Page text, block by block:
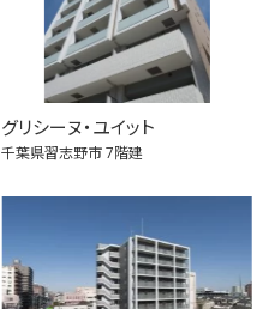
グリシーヌ・ユイット
千葉県習志野市7階建